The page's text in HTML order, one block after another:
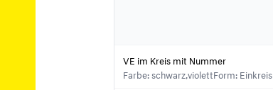
VE im Kreis mit Nummer
Farbe: schwarz,violettForm: Einkreis